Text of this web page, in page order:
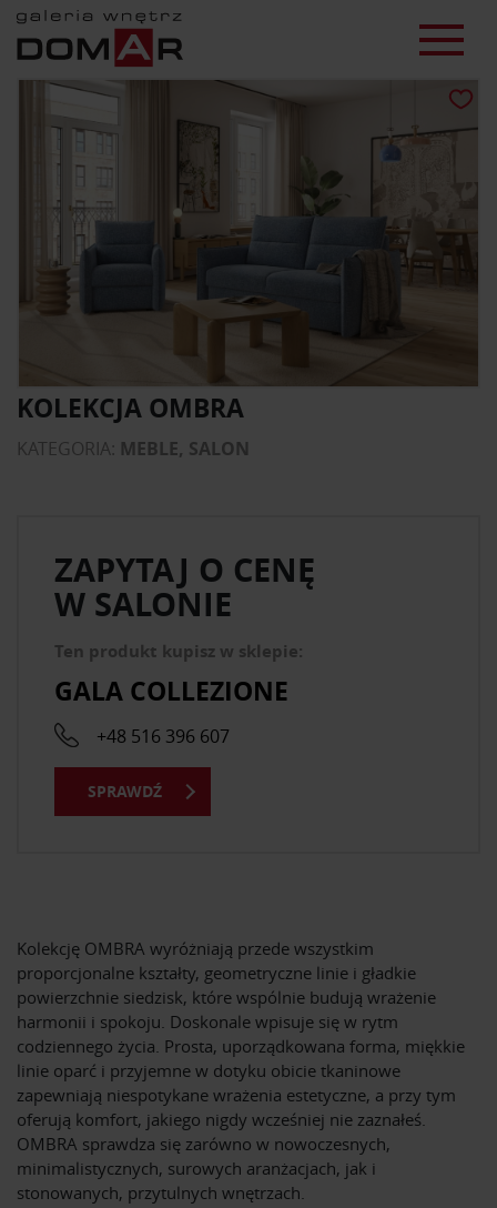
KOLEKCJA OMBRA
KATEGORIA: MEBLE, SALON
Kolekcję OMBRA wyróżniają przede wszystkim
proporcjonalne kształty, geometryczne linie i gładkie
powierzchnie siedzisk, które wspólnie budują wrażenie
harmonii i spokoju. Doskonale wpisuje się w rytm
codziennego życia. Prosta, uporządkowana forma, miękkie
linie oparć i przyjemne w dotyku obicie tkaninowe
zapewniają niespotykane wrażenia estetyczne, a przy tym
oferują komfort, jakiego nigdy wcześniej nie zaznałeś.
OMBRA sprawdza się zarówno w nowoczesnych,
minimalistycznych, surowych aranżacjach, jak i
stonowanych, przytulnych wnętrzach.
ZAPYTAJ O CENĘ
W SALONIE
Ten produkt kupisz w sklepie:
GALA COLLEZIONE
+48 516 396 607
SPRAWDŹ